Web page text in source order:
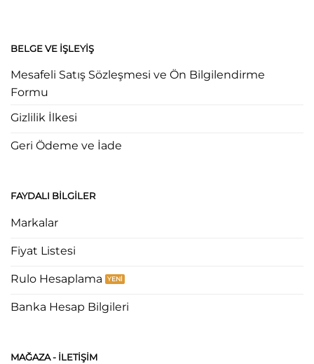
BELGE VE İŞLEYIŞ
Mesafeli Satış Sözleşmesi ve Ön Bilgilendirme
Formu
Gizlilik İlkesi
Geri Ödeme ve İade
FAYDALI BILGILER
Markalar
Fiyat Listesi
Rulo Hesaplama
Banka Hesap Bilgileri
MAĞAZA - ILETIŞIM